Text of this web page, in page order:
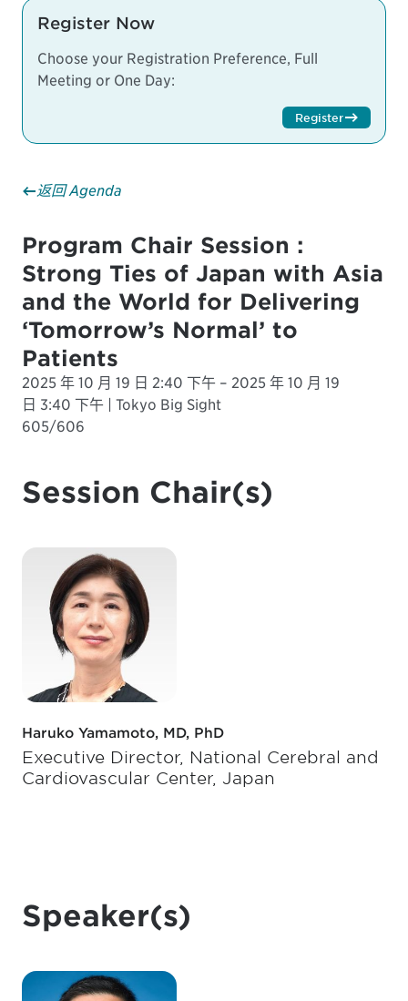
Register Now
Choose your Registration Preference, Full
Meeting or One Day:
Register
返回 Agenda
Program Chair Session :
Strong Ties of Japan with Asia
and the World for Delivering
‘Tomorrow’s Normal’ to
Patients
2025 年 10 月 19 日 2:40 下午 – 2025 年 10 月 19
日 3:40 下午 | Tokyo Big Sight
605/606
Session Chair(s)
Haruko Yamamoto, MD, PhD
Executive Director, National Cerebral and
Cardiovascular Center, Japan
Speaker(s)